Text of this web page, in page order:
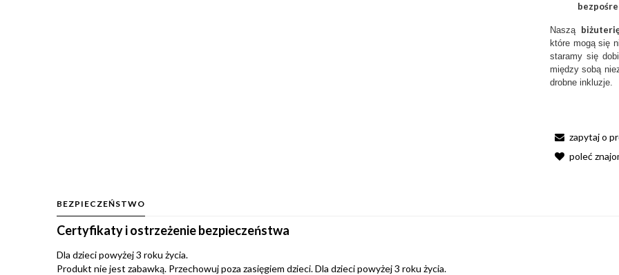
Naszą
które mogą się
staramy się
między sobą
drobne inkluzje.
zapytaj o
poleć
BEZPIECZEŃSTWO
Certyfikaty i ostrzeżenie bezpieczeństwa
Dla dzieci powyżej 3 roku życia.
Produkt nie jest zabawką. Przechowuj poza zasięgiem dzieci. Dla dzieci powyżej 3 roku życia.